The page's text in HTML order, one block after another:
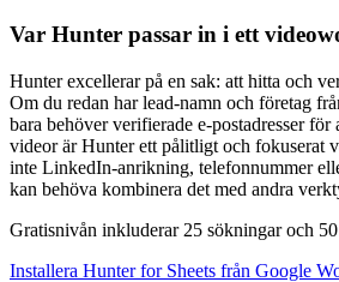
Var Hunter passar in i ett
Hunter excellerar på en sak: att hitta och
Om du redan har lead-namn och företag
bara behöver verifierade e-postadresser
videor är Hunter ett pålitligt och fokuserat
inte LinkedIn-anrikning, telefonnummer
kan behöva kombinera det med andra
Gratisnivån inkluderar 25 sökningar och
Installera Hunter for Sheets från Google